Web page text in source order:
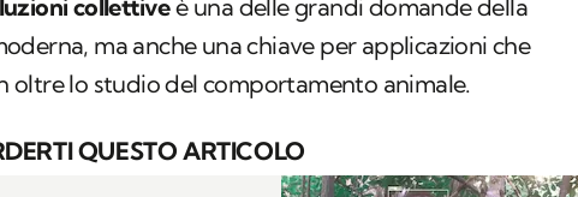
collettiveè una delle grandi domande della
ma anche una chiave per applicazioni che
oltre lo studio del comportamento animale.
QUESTO ARTICOLO